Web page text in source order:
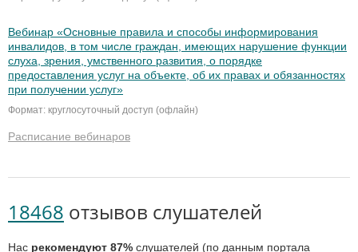
Вебинар «Основные правила и способы информирования
инвалидов, в том числе граждан, имеющих нарушение функции
слуха, зрения, умственного развития, о порядке
предоставления услуг на объекте, об их правах и обязанностях
при получении услуг»
Формат: круглосуточный доступ (офлайн)
Расписание вебинаров
18468 отзывов слушателей
Нас рекомендуют 87% слушателей (по данным портала